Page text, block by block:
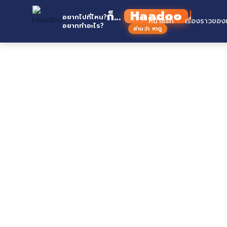
อยากไปที่ไหน?
อยากทำอะไร?
ก็... Haadoo
อ่านว่า หาดู
หน้าแรก เรื่องราวของ